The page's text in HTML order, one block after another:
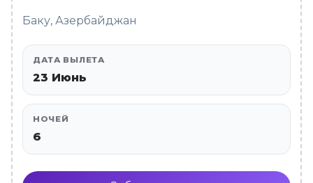
Баку, Азербайджан
ДАТА ВЫЛЕТА
23 Июнь
НОЧЕЙ
6